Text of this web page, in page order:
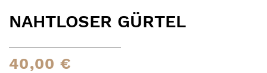
NAHTLOSER GÜRTEL
40,00 €